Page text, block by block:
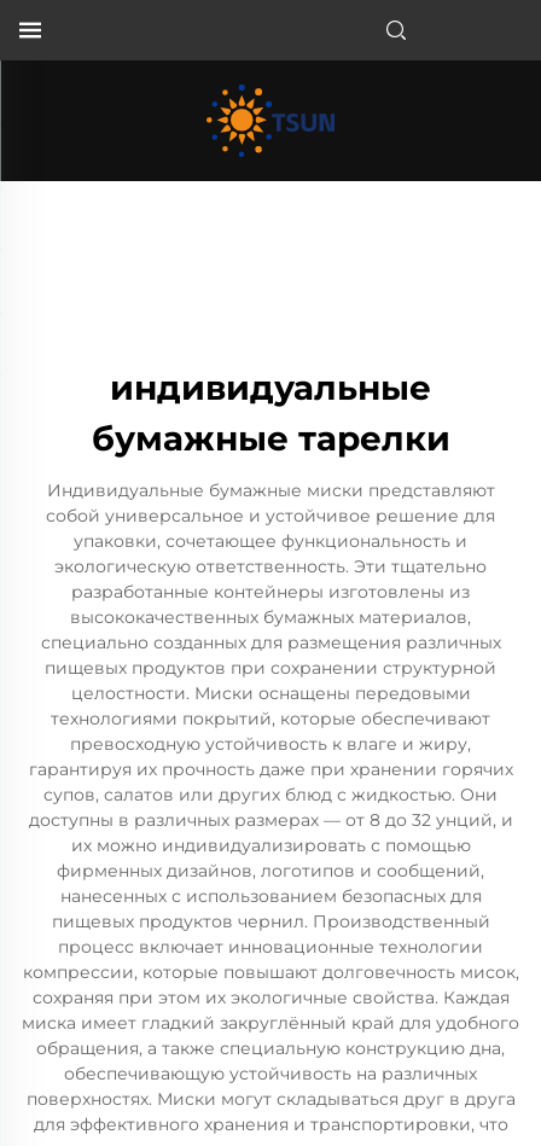
индивидуальные
бумажные тарелки
Индивидуальные бумажные миски представляют
собой универсальное и устойчивое решение для
упаковки, сочетающее функциональность и
экологическую ответственность. Эти тщательно
разработанные контейнеры изготовлены из
высококачественных бумажных материалов,
специально созданных для размещения различных
пищевых продуктов при сохранении структурной
целостности. Миски оснащены передовыми
технологиями покрытий, которые обеспечивают
превосходную устойчивость к влаге и жиру,
гарантируя их прочность даже при хранении горячих
супов, салатов или других блюд с жидкостью. Они
доступны в различных размерах — от 8 до 32 унций, и
их можно индивидуализировать с помощью
фирменных дизайнов, логотипов и сообщений,
нанесенных с использованием безопасных для
пищевых продуктов чернил. Производственный
процесс включает инновационные технологии
компрессии, которые повышают долговечность мисок,
сохраняя при этом их экологичные свойства. Каждая
миска имеет гладкий закруглённый край для удобного
обращения, а также специальную конструкцию дна,
обеспечивающую устойчивость на различных
поверхностях. Миски могут складываться друг в друга
для эффективного хранения и транспортировки, что